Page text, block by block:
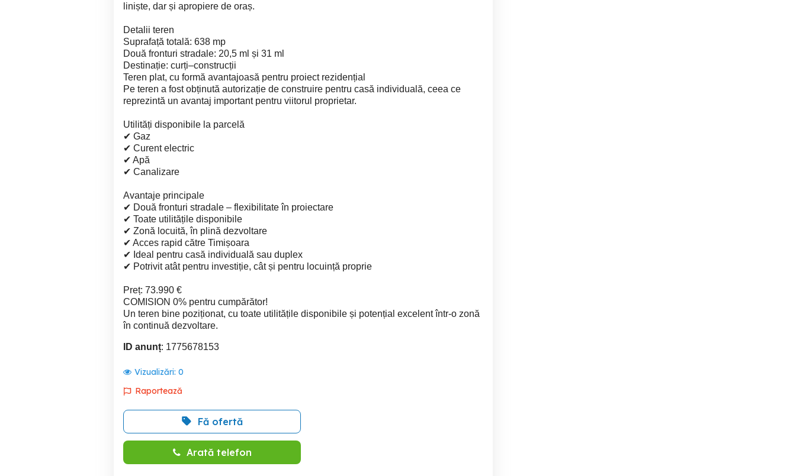
liniște, dar și apropiere de oraș.
Detalii teren
Suprafață totală: 638 mp
Două fronturi stradale: 20,5 ml și 31 ml
Destinație: curți–construcții
Teren plat, cu formă avantajoasă pentru proiect rezidențial
Pe teren a fost obținută autorizație de construire pentru casă individuală, ceea ce
reprezintă un avantaj important pentru viitorul proprietar.
Utilități disponibile la parcelă
✔ Gaz
✔ Curent electric
✔ Apă
✔ Canalizare
Avantaje principale
✔ Două fronturi stradale – flexibilitate în proiectare
✔ Toate utilitățile disponibile
✔ Zonă locuită, în plină dezvoltare
✔ Acces rapid către Timișoara
✔ Ideal pentru casă individuală sau duplex
✔ Potrivit atât pentru investiție, cât și pentru locuință proprie
Preț: 73.990 €
COMISION 0% pentru cumpărător!
Un teren bine poziționat, cu toate utilitățile disponibile și potențial excelent într-o zonă
în continuă dezvoltare.
ID anunț: 1775678153
Vizualizări: 0
Raportează
Fă ofertă
Arată telefon